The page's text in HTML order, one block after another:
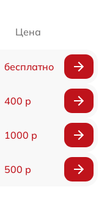
Цена
бесплатно
400 р
1000 р
500 р